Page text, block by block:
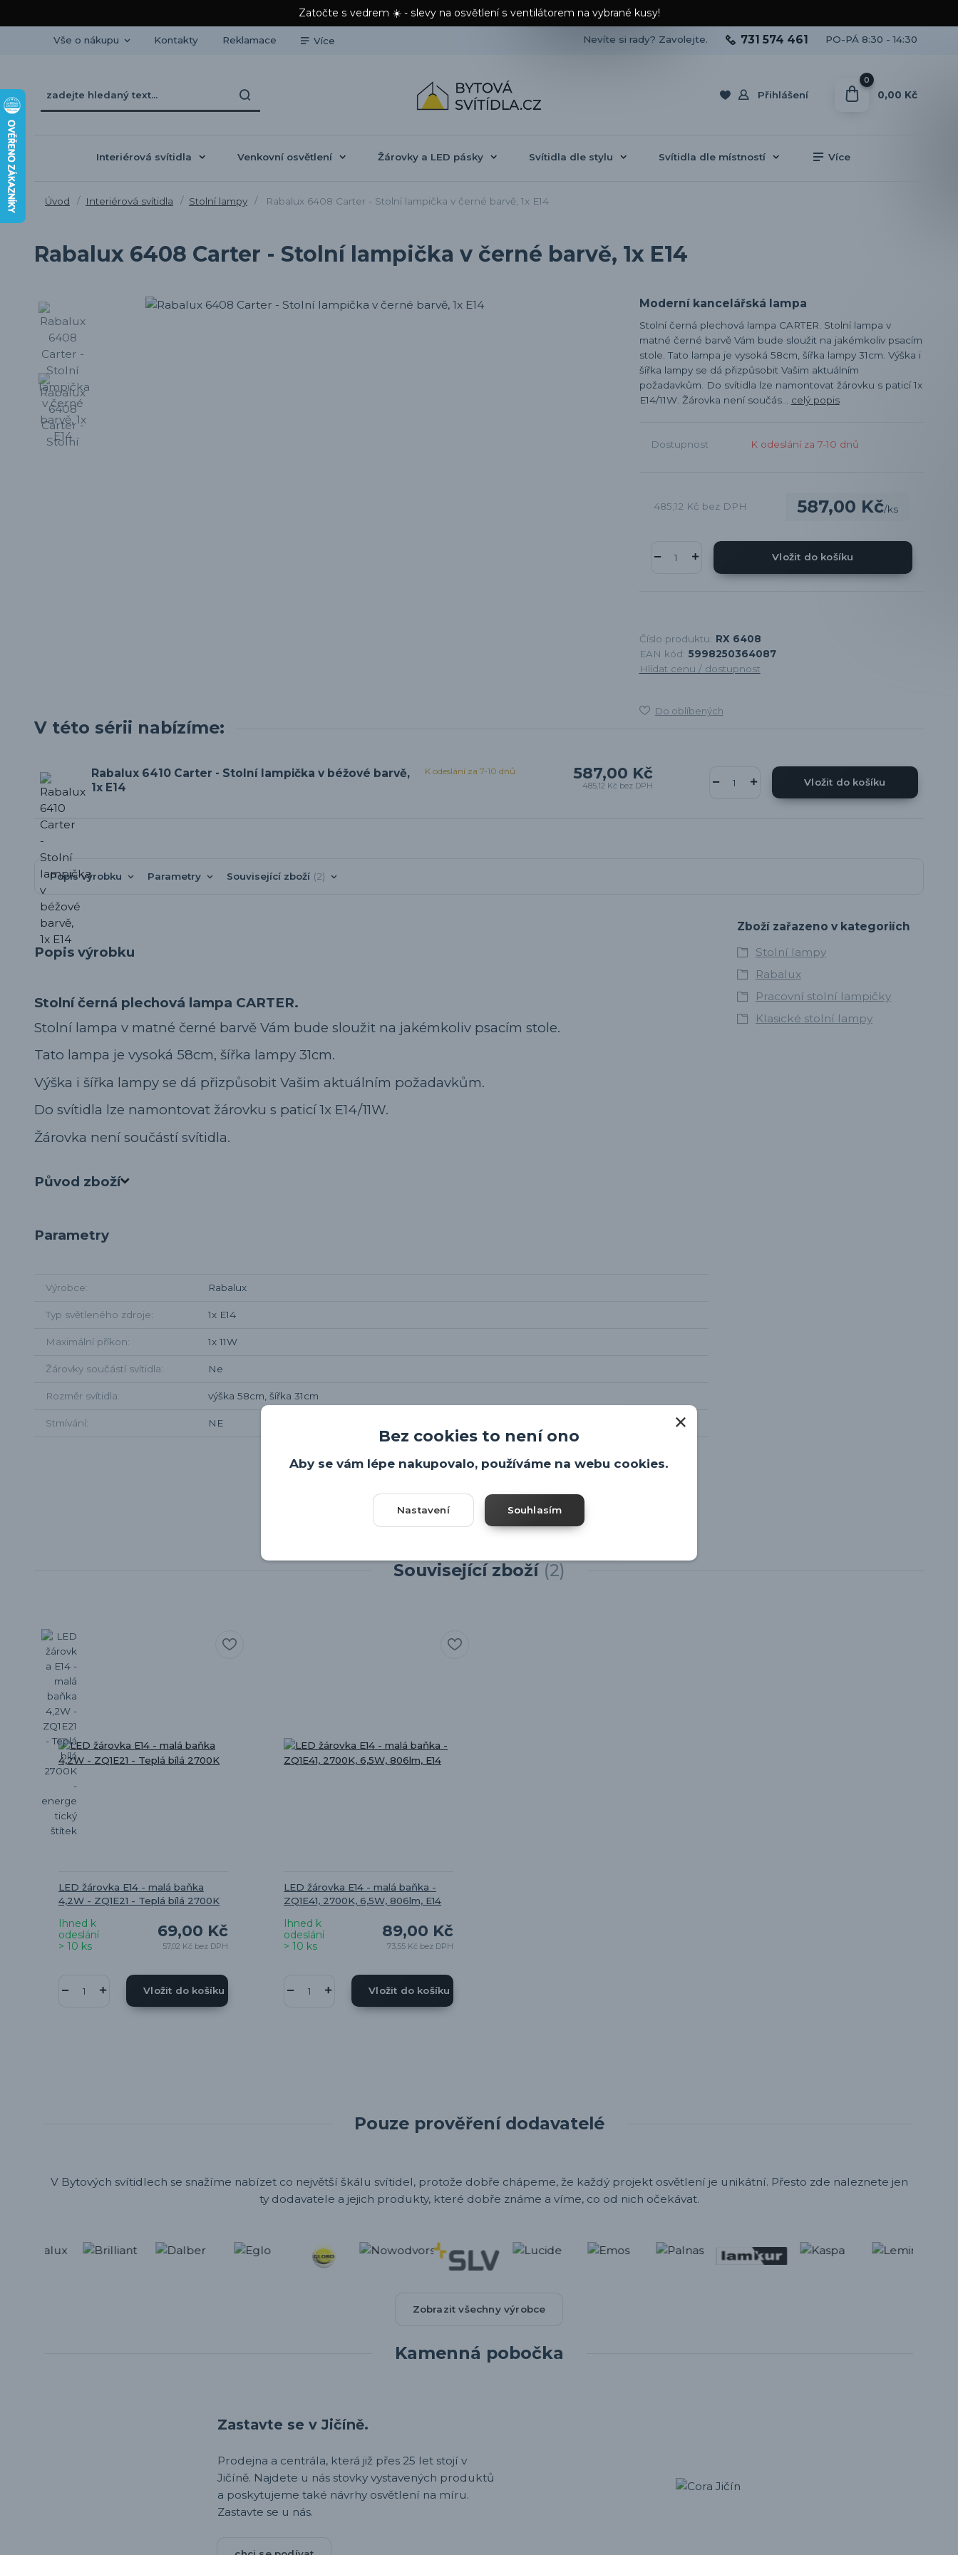
Zatočte s vedrem ☀️ - slevy na osvětlení s ventilátorem na vybrané kusy!
Vše o nákupu Kontakty Reklamace Více
Přihlášení
Nevíte si rady? Zavolejte. 731 574 461 PO-PÁ 8:30 - 14:30
0
0,00 Kč
Interiérová svítidla Venkovní osvětlení Žárovky a LED pásky Svítidla dle stylu Svítidla dle místností Více
Úvod Interiérová svítidla Stolní lampy Rabalux 6408 Carter - Stolní lampička v černé barvě, 1x E14
Rabalux 6408 Carter - Stolní lampička v černé barvě, 1x E14
Moderní kancelářská lampa
Stolní černá plechová lampa CARTER. Stolní lampa v
matné černé barvě Vám bude sloužit na jakémkoliv psacím
stole. Tato lampa je vysoká 58cm, šířka lampy 31cm. Výška i
šířka lampy se dá přizpůsobit Vašim aktuálním
požadavkům. Do svítidla lze namontovat žárovku s paticí 1x
E14/11W. Žárovka není součás... celý popis
Dostupnost K odeslání za 7-10 dnů
587,00 Kč/ks
485,12 Kč bez DPH
Vložit do košíku
Číslo produktu: RX 6408
EAN kód: 5998250364087
Hlídat cenu / dostupnost
Do oblíbených
V této sérii nabízíme:
Rabalux 6410 Carter - Stolní lampička v béžové barvě,
1x E14
587,00 Kč
485,12 Kč bez DPH
K odeslání za 7-10 dnů
Vložit do košíku
Popis výrobku Parametry Související zboží 2
Popis výrobku
Stolní černá plechová lampa CARTER.
Stolní lampa v matné černé barvě Vám bude sloužit na jakémkoliv psacím stole.
Tato lampa je vysoká 58cm, šířka lampy 31cm.
Výška i šířka lampy se dá přizpůsobit Vašim aktuálním požadavkům.
Do svítidla lze namontovat žárovku s paticí 1x E14/11W.
Žárovka není součástí svítidla.
Původ zboží
Parametry
Výrobce Rabalux
Typ světleného zdroje 1x E14
Maximální příkon 1x 11W
Žárovky součástí svítidla Ne
Rozměr svítidla výška 58cm, šířka 31cm
Stmívání NE
Zboží zařazeno v kategoriích
Stolní lampy
Rabalux
Pracovní stolní lampičky
Klasické stolní lampy
Související zboží 2
LED žárovka E14 - malá baňka
4,2W - ZQ1E21 - Teplá bílá 2700K
69,00 Kč
57,02 Kč bez DPH
Ihned k
odeslání
> 10 ks
Vložit do košíku
LED žárovka E14 - malá baňka -
ZQ1E41, 2700K, 6,5W, 806lm, E14
89,00 Kč
73,55 Kč bez DPH
Ihned k
odeslání
> 10 ks
Vložit do košíku
Pouze prověření dodavatelé
V Bytových svítidlech se snažíme nabízet co největší škálu svítidel, protože dobře chápeme, že každý projekt osvětlení je unikátní. Přesto zde naleznete jen
ty dodavatele a jejich produkty, které dobře známe a víme, co od nich očekávat.
Zobrazit všechny výrobce
Kamenná pobočka
Zastavte se v Jičíně.
Prodejna a centrála, která již přes 25 let stojí v
Jičíně. Najdete u nás stovky vystavených produktů
a poskytujeme také návrhy osvětlení na míru.
Zastavte se u nás.
Bez cookies to není ono
Aby se vám lépe nakupovalo, používáme na webu cookies.
Nastavení Souhlasím